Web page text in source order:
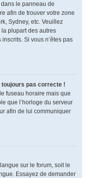
le panneau de
afin de trouver votre zone
Sydney, etc. Veuillez
plupart des autres
Si vous n’êtes pas
toujours pas correcte !
fuseau horaire mais que
que l’horloge du serveur
afin de lui communiquer
sur le forum, soit le
Essayez de demander